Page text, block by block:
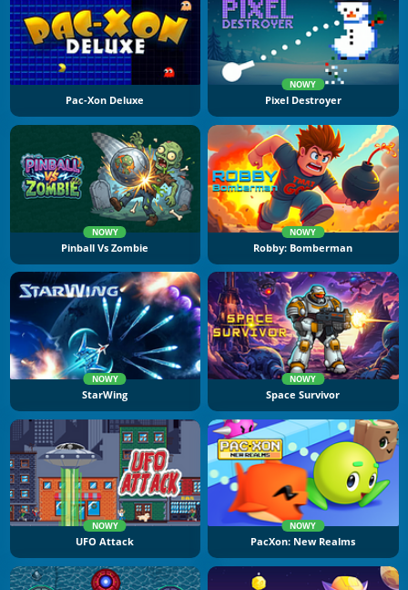
Pac-Xon Deluxe
NOWY
Pixel Destroyer
NOWY
Pinball Vs Zombie
NOWY
Robby: Bomberman
NOWY
StarWing
NOWY
Space Survivor
NOWY
UFO Attack
NOWY
PacXon: New Realms